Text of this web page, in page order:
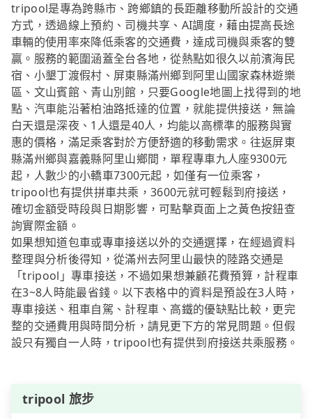
tripool是專為跨縣市、跨鄉鎮的長距離移動所設計的交通
方式，透過線上預約、司機共享、AI調度，藉由提高長途
車輛的使用率來降低乘客的交通費，達成司機與乘客的雙
贏。服務的範圍涵蓋全台各地，從熱點如很久以前濱海民
宿、小墾丁渡假村、屏東縣滿州鄉到阿里山國家森林遊樂
區、文山賓館、青山別館，只要Google地圖上找得到的地
點、汽車能沿著柏油路抵達的位置，就能提供接送，無論
白天還是深夜、1人還是40人，均能以高標準的服務與實
惠的價格，滿足乘客對於方便舒適的移動需求。往返屏東
縣滿州鄉與嘉義縣阿里山鄉間，單程專車九人座9300元
起，人數少的小轎車7300元起，如僅有一位乘客，
tripool也有提供拼車共乘，3600元就可輕鬆到府接送，
確切金額受時段與日期影響，可點擊頁面上之黃色按鈕查
詢實際金額。
如果想知道包車或專車接送以外的交通選擇，在經過資料
整理與分析後得知，從滿州去阿里山最快的陸路交通是
「tripool」專車接送，不過如果想兼顧花費預算，計程車
在3~8人時能最省錢。以下表格中的資料是預設在3人時，
專車接送、租車自駕、計程車、高鐵的優缺點比較，更完
整的交通費用與時間分析，請見更下方的常見問題。但假
設只有獨自一人時，tripool也有提供到府接送共乘服務。
tripool 旅步